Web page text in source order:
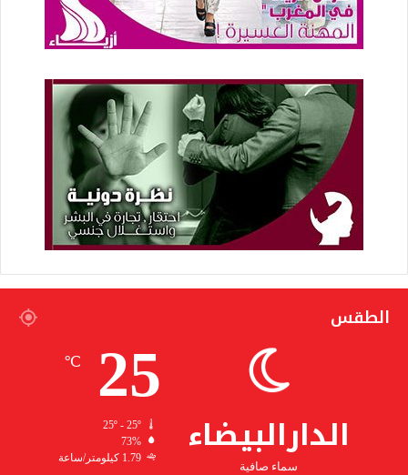
الطقس
الدارالبيضاء
سماء صافية
25
℃
73%
1.79 كيلومتر/ساعة